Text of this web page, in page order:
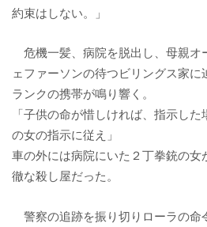
約束はしない。」
危機一髪、病院を脱出し、母親オ
ェファーソンの待つビリングス家に
ランクの携帯が鳴り響く。
「子供の命が惜しければ、指示し
の女の指示に従え」
車の外には病院にいた２丁拳銃の
徹な殺し屋だった。
警察の追跡を振り切りローラの命